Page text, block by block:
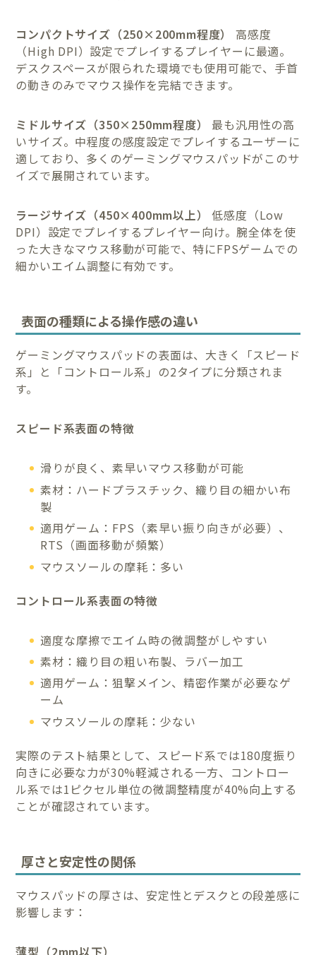
コンパクトサイズ（250×200mm程度）
高感度
（High DPI）設定でプレイするプレイヤーに最適。
デスクスペースが限られた環境でも使用可能で、手首
の動きのみでマウス操作を完結できます。
ミドルサイズ（350×250mm程度）
最も汎用性の高
いサイズ。中程度の感度設定でプレイするユーザーに
適しており、多くのゲーミングマウスパッドがこのサ
イズで展開されています。
ラージサイズ（450×400mm以上）
低感度（Low
DPI）設定でプレイするプレイヤー向け。腕全体を使
った大きなマウス移動が可能で、特にFPSゲームでの
細かいエイム調整に有効です。
表面の種類による操作感の違い
ゲーミングマウスパッドの表面は、大きく「スピード
系」と「コントロール系」の2タイプに分類されま
す。
スピード系表面の特徴
滑りが良く、素早いマウス移動が可能
素材：ハードプラスチック、織り目の細かい布
製
適用ゲーム：FPS（素早い振り向きが必要）、
RTS（画面移動が頻繁）
マウスソールの摩耗：多い
コントロール系表面の特徴
適度な摩擦でエイム時の微調整がしやすい
素材：織り目の粗い布製、ラバー加工
適用ゲーム：狙撃メイン、精密作業が必要なゲ
ーム
マウスソールの摩耗：少ない
実際のテスト結果として、スピード系では180度振り
向きに必要な力が30%軽減される一方、コントロー
ル系では1ピクセル単位の微調整精度が40%向上する
ことが確認されています。
厚さと安定性の関係
マウスパッドの厚さは、安定性とデスクとの段差感に
影響します：
薄型（2mm以下）